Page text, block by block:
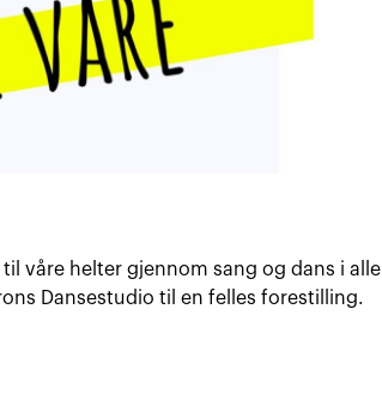
våre helter gjennom sang og dans i alle
Dansestudio til en felles forestilling.